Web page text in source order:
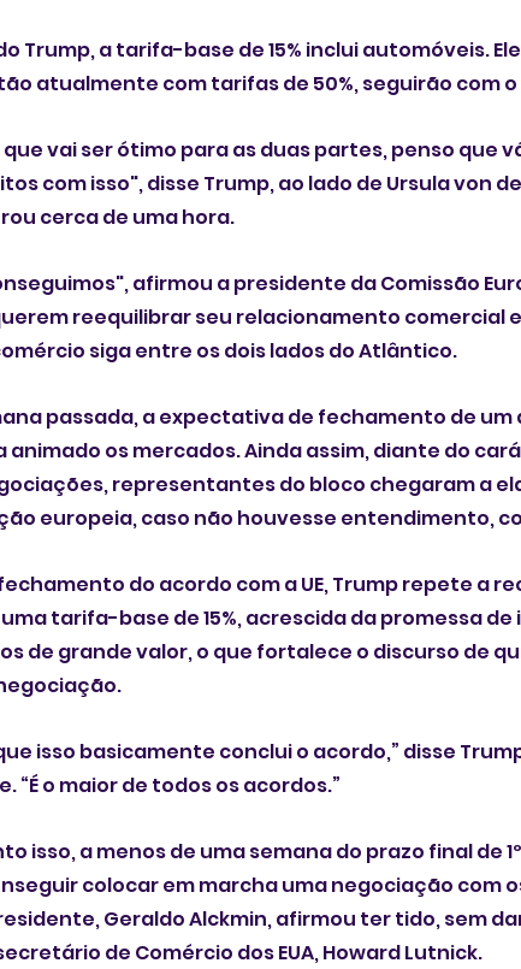
Trump, a tarifa-base de 15% inclui automóveis.
atualmente com tarifas de 50%, seguirão com
que vai ser ótimo para as duas partes, penso que
com isso", disse Trump, ao lado de Ursula von
cerca de uma hora.
afirmou a presidente da Comissão
reequilibrar seu relacionamento comercial
siga entre os dois lados do Atlântico.
passada, a expectativa de fechamento de um
animado os mercados. Ainda assim, diante do
representantes do bloco chegaram a
europeia, caso não houvesse entendimento,
do acordo com a UE, Trump repete a
tarifa-base de 15%, acrescida da promessa
de grande valor, o que fortalece o discurso de
isso basicamente conclui o acordo,” disse
“É o maior de todos os acordos.”
isso, a menos de uma semana do prazo final de
colocar em marcha uma negociação com
Geraldo Alckmin, afirmou ter tido, sem
de Comércio dos EUA, Howard Lutnick.